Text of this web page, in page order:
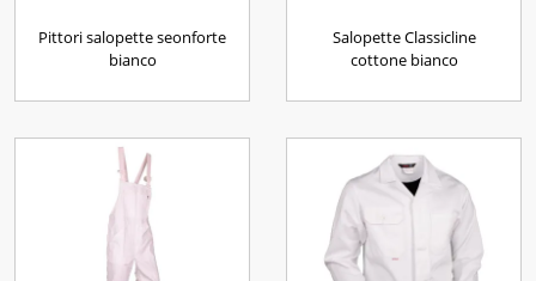
Pittori salopette seonforte
bianco
Salopette Classicline
cottone bianco